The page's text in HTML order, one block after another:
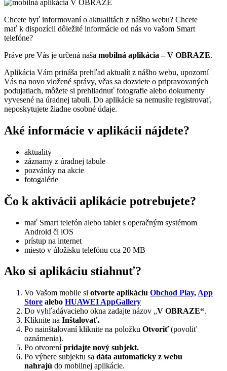
Chcete byť informovaní o aktualitách z nášho webu? Chcete
mať k dispozícii dôležité informácie od nás vo vašom Smart
telefóne?
Práve pre Vás je určená naša mobilná aplikácia – V OBRAZE.
Aplikácia Vám prináša prehľad aktualít z nášho webu, upozorní
Vás na novo vložené správy, včas sa dozviete o pripravovaných
podujatiach, môžete si prehliadnuť fotografie alebo dokumenty
vyvesené na úradnej tabuli. Do aplikácie sa nemusíte registrovať,
neposkytujete žiadne osobné údaje.
Aké informácie v aplikácii nájdete?
aktuality
záznamy z úradnej tabule
pozvánky na akcie
fotogalérie
Čo k aktivácii aplikácie potrebujete?
mať Smart telefón alebo tablet s operačným systémom
Android či iOS
prístup na internet
miesto v úložisku telefónu cca 20 MB
Ako si aplikáciu stiahnuť?
Vo Vašom mobile si otvorte aplikáciu Obchod Play, App
Store alebo HUAWEI AppGallery
Do vyhľadávacieho okna zadajte názov „V OBRAZE“.
Kliknite na Inštalovať.
Po nainštalovaní kliknite na položku Otvoriť(povoliť
oznámenia).
Po otvorenípridajte nový subjekt.
Po výbere subjektu sa dáta automaticky z webu
nahrajú do mobilnej aplikácie.